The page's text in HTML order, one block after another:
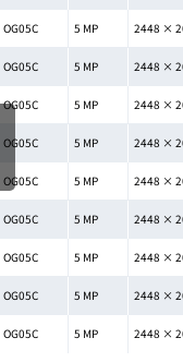
OG05C 5 MP 2448 ×
OG05C 5 MP 2448 ×
OG05C 5 MP 2448 ×
OG05C 5 MP 2448 ×
OG05C 5 MP 2448 ×
OG05C 5 MP 2448 ×
OG05C 5 MP 2448 ×
OG05C 5 MP 2448 ×
OG05C 5 MP 2448 ×